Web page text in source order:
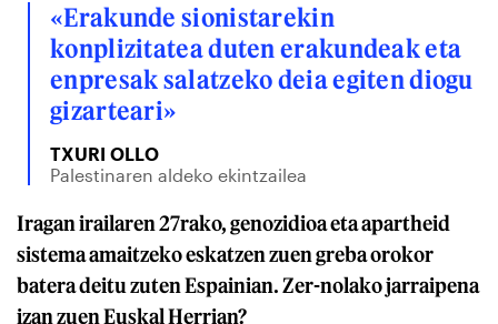
«Erakunde sionistarekin
konplizitatea duten erakundeak eta
enpresak salatzeko deia egiten diogu
gizarteari»
TXURI OLLO
Palestinaren aldeko ekintzailea
Iragan irailaren 27rako, genozidioa eta apartheid
sistema amaitzeko eskatzen zuen greba orokor
batera deitu zuten Espainian. Zer-nolako jarraipena
izan zuen Euskal Herrian?